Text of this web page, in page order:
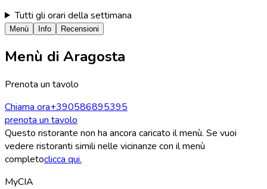
Tutti gli orari della settimana
Menù Info Recensioni
Menù di Aragosta
Prenota un tavolo
Chiama ora+390586895395
prenota un tavolo
Questo ristorante non ha ancora caricato il menù. Se vuoi
vedere ristoranti simili nelle vicinanze con il menù
completoclicca qui.
MyCIA